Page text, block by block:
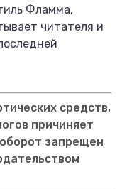
Фламма,
читателя и
средств,
причиняет
запрещен